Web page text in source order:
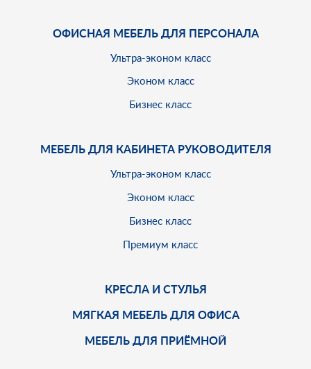
ОФИСНАЯ МЕБЕЛЬ ДЛЯ ПЕРСОНАЛА
Ультра-эконом класс
Эконом класс
Бизнес класс
МЕБЕЛЬ ДЛЯ КАБИНЕТА РУКОВОДИТЕЛЯ
Ультра-эконом класс
Эконом класс
Бизнес класс
Премиум класс
КРЕСЛА И СТУЛЬЯ
МЯГКАЯ МЕБЕЛЬ ДЛЯ ОФИСА
МЕБЕЛЬ ДЛЯ ПРИЁМНОЙ